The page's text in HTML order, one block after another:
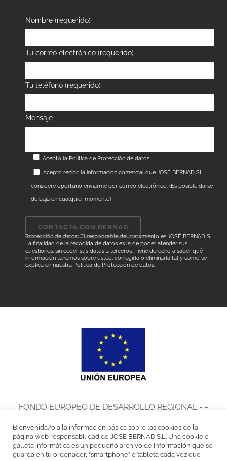
Nombre (requerido)
Tu correo electrónico (requerido)
Tu teléfono (requerido)
Mensaje
Acepto la Política de Protección de datos
Acepto recibir la información comercial que JOSÉ BERNAD SL
considere oportuno enviarme por correo electrónico. (Es posible darse
de baja en cualquier momento)
Protección de datos: El responsable del tratamiento es JOSÉ BERNAD SL.
La finalidad de la recogida de datos es la de poder atender sus
cuestiones, sin ceder sus datos a terceros. Tiene derecho a saber qué
información tenemos sobre usted, corregirla o eliminarla tal y como se
explica en nuestra Política de Protección de datos
FONDO EUROPEO DE DESARROLLO REGIONAL - -
José Bernad, S.L. en el marco del Programa de Iniciación a la
Exportación ICEX Next, ha contado con el apoyo de ICEX y con la
Bienvenida/o a la información básica sobre las cookies de la
página web responsabilidad de JOSÉ BERNAD S.L. Una cookie o
galleta informática es un pequeño archivo de información que se
guarda en tu ordenador, “smartphone” o tableta cada vez que